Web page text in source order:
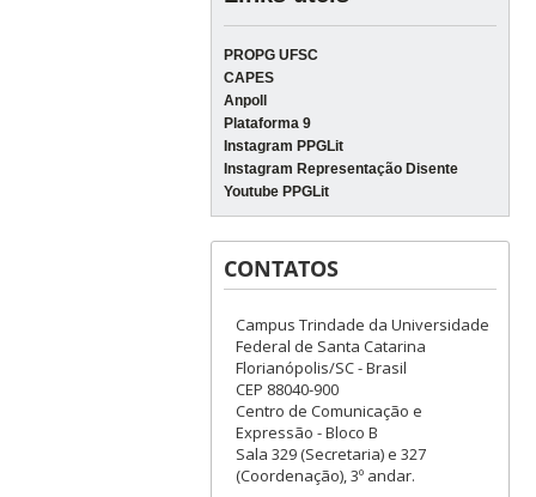
PROPG UFSC
CAPES
Anpoll
Plataforma 9
Instagram PPGLit
Instagram Representação Disente
Youtube PPGLit
CONTATOS
Campus Trindade da Universidade
Federal de Santa Catarina
Florianópolis/SC - Brasil
CEP 88040-900
Centro de Comunicação e
Expressão - Bloco B
Sala 329 (Secretaria) e 327
(Coordenação), 3º andar.